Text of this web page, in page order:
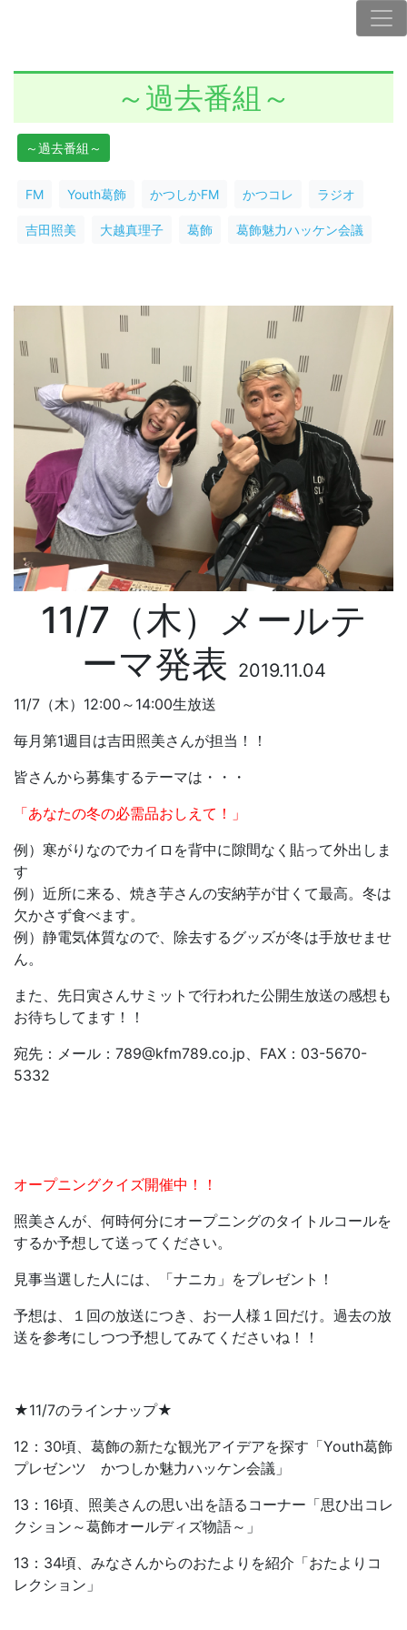
～過去番組～
～過去番組～
FM Youth葛飾 かつしかFM かつコレ ラジオ
吉田照美 大越真理子 葛飾 葛飾魅力ハッケン会議
11/7（木）メールテ
ーマ発表 2019.11.04
11/7（木）12:00～14:00生放送
毎月第1週目は吉田照美さんが担当！！
皆さんから募集するテーマは・・・
「あなたの冬の必需品おしえて！」
例）寒がりなのでカイロを背中に隙間なく貼って外出しま
す
例）近所に来る、焼き芋さんの安納芋が甘くて最高。冬は
欠かさず食べます。
例）静電気体質なので、除去するグッズが冬は手放せませ
ん。
また、先日寅さんサミットで行われた公開生放送の感想も
お待ちしてます！！
宛先：メール：789@kfm789.co.jp、FAX：03-5670-
5332
オープニングクイズ開催中！！
照美さんが、何時何分にオープニングのタイトルコールを
するか予想して送ってください。
見事当選した人には、「ナニカ」をプレゼント！
予想は、１回の放送につき、お一人様１回だけ。過去の放
送を参考にしつつ予想してみてくださいね！！
★11/7のラインナップ★
12：30頃、葛飾の新たな観光アイデアを探す「Youth葛飾
プレゼンツ かつしか魅力ハッケン会議」
13：16頃、照美さんの思い出を語るコーナー「思ひ出コレ
クション～葛飾オールディズ物語～」
13：34頃、みなさんからのおたよりを紹介「おたよりコ
レクション」